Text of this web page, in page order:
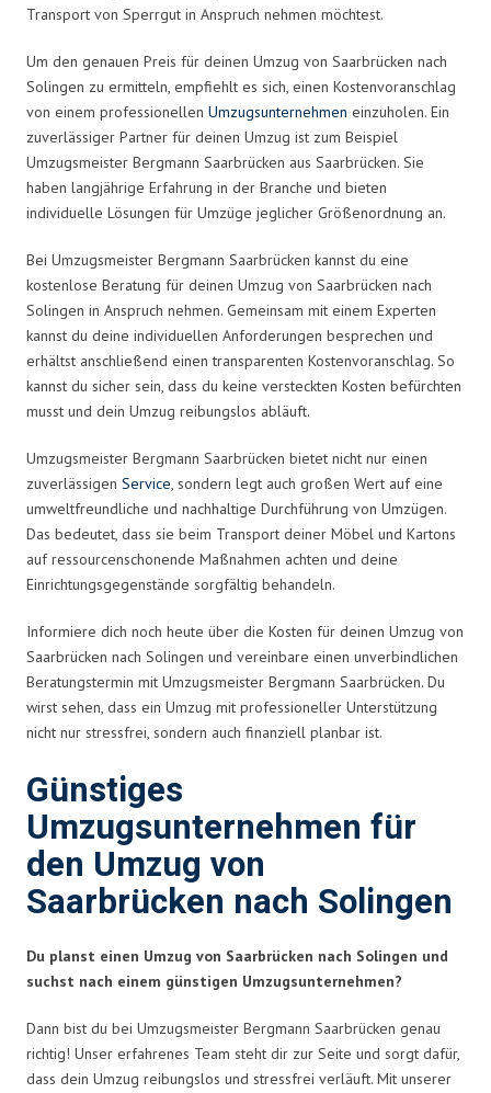
Transport von Sperrgut in Anspruch nehmen möchtest.
Um den genauen Preis für deinen Umzug von Saarbrücken nach
Solingen zu ermitteln, empfiehlt es sich, einen Kostenvoranschlag
von einem professionellen Umzugsunternehmen einzuholen. Ein
zuverlässiger Partner für deinen Umzug ist zum Beispiel
Umzugsmeister Bergmann Saarbrücken aus Saarbrücken. Sie
haben langjährige Erfahrung in der Branche und bieten
individuelle Lösungen für Umzüge jeglicher Größenordnung an.
Bei Umzugsmeister Bergmann Saarbrücken kannst du eine
kostenlose Beratung für deinen Umzug von Saarbrücken nach
Solingen in Anspruch nehmen. Gemeinsam mit einem Experten
kannst du deine individuellen Anforderungen besprechen und
erhältst anschließend einen transparenten Kostenvoranschlag. So
kannst du sicher sein, dass du keine versteckten Kosten befürchten
musst und dein Umzug reibungslos abläuft.
Umzugsmeister Bergmann Saarbrücken bietet nicht nur einen
zuverlässigen Service, sondern legt auch großen Wert auf eine
umweltfreundliche und nachhaltige Durchführung von Umzügen.
Das bedeutet, dass sie beim Transport deiner Möbel und Kartons
auf ressourcenschonende Maßnahmen achten und deine
Einrichtungsgegenstände sorgfältig behandeln.
Informiere dich noch heute über die Kosten für deinen Umzug von
Saarbrücken nach Solingen und vereinbare einen unverbindlichen
Beratungstermin mit Umzugsmeister Bergmann Saarbrücken. Du
wirst sehen, dass ein Umzug mit professioneller Unterstützung
nicht nur stressfrei, sondern auch finanziell planbar ist.
Günstiges
Umzugsunternehmen für
den Umzug von
Saarbrücken nach Solingen
Du planst einen Umzug von Saarbrücken nach Solingen und
suchst nach einem günstigen Umzugsunternehmen?
Dann bist du bei Umzugsmeister Bergmann Saarbrücken genau
richtig! Unser erfahrenes Team steht dir zur Seite und sorgt dafür,
dass dein Umzug reibungslos und stressfrei verläuft. Mit unserer